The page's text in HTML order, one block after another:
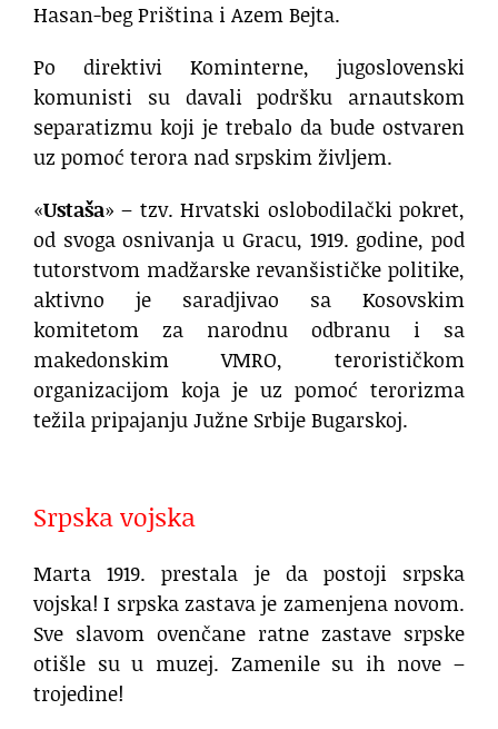
Hasan-beg Priština i Azem Bejta.
Po direktivi Kominterne, jugoslovenski
komunisti su davali podršku arnautskom
separatizmu koji je trebalo da bude ostvaren
uz pomoć terora nad srpskim življem.
«Ustaša» – tzv. Hrvatski oslobodilački pokret,
od svoga osnivanja u Gracu, 1919. godine, pod
tutorstvom madžarske revanšističke politike,
aktivno je saradjivao sa Kosovskim
komitetom za narodnu odbranu i sa
makedonskim VMRO, terorističkom
organizacijom koja je uz pomoć terorizma
težila pripajanju Južne Srbije Bugarskoj.
Srpska vojska
Marta 1919. prestala je da postoji srpska
vojska! I srpska zastava je zamenjena novom.
Sve slavom ovenčane ratne zastave srpske
otišle su u muzej. Zamenile su ih nove –
trojedine!